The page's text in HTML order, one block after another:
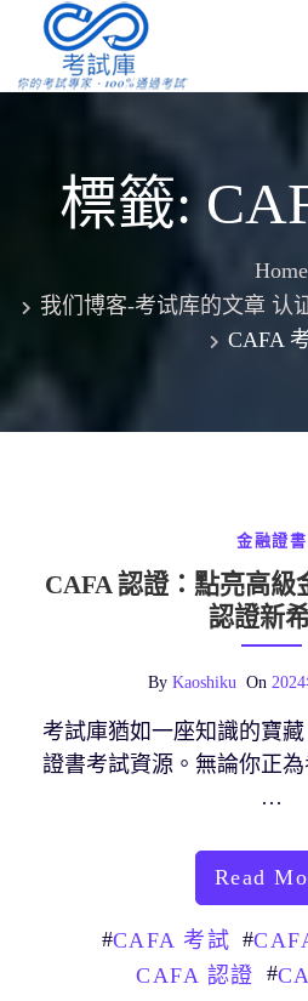
content
標籤:
Home
我们博客-考试库的文章 认
CAFA
金融證書
CAFA 認證：點亮高級
認證新
By Kaoshiku On
考試庫猶如一座知識的寶
證書考試資源。無論你正為
…
Read
#CAFA 考試 #
CAFA 認證 #